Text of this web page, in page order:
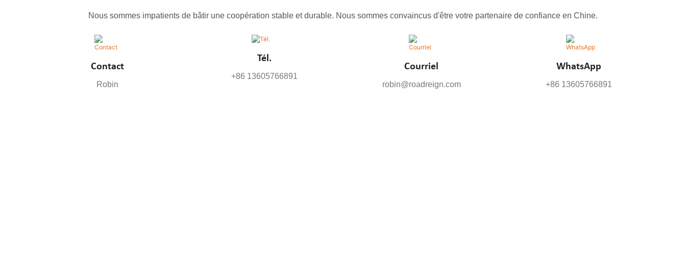
Nous sommes impatients de bâtir une coopération stable et durable. Nous sommes convaincus d'être votre partenaire de confiance en Chine.
Contact
Robin
Tél.
+86 13605766891
Courriel
robin@roadreign.com
WhatsApp
+86 13605766891